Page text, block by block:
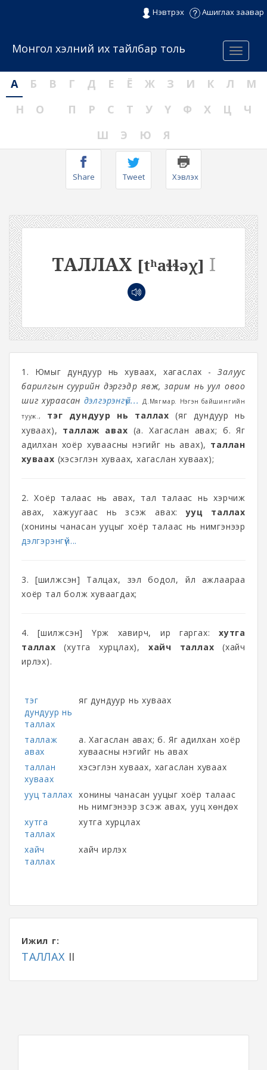
Нэвтрэх Ашиглах заавар
Menu
Монгол хэлний их тайлбар толь
А Б В Г Д Е Ё Ж З И К Л
М
Н
О П Р С Т У Ү Ф Х Ц
Ч
Ш
Э Ю Я
Share Tweet Хэвлэх
ТАЛЛАХ [tʰaɬɬəχ] I
1. Юмыг дундуур нь хуваах, хагаслах -Залуус
барилгын суурийн дэргэдүүр явж, зарим нь уул овоо
шиг хураасан дэлгэрэнгүй... Д.Мягмар. Нэгэн байшингийн
тууж.,
тэг дундуур нь таллах (яг дундуур нь
хуваах), таллаж авах (а. Хагаслан авах; б. Яг
адилхан хоёр хуваасны нэгийг нь авах), таллан
хуваах (хэсэглэн хуваах, хагаслан хуваах);
2. Хоёр талаас нь авах, тал талаас нь хэрчиж
авах, хажуугаас нь зүсэж авах:
ууц таллах
(хонины чанасан ууцыг хоёр талаас нь нимгэнээр
дэлгэрэнгүй...
3. [шилжсэн] Талцах, үзэл бодол, үйл ажлаараа
хоёр тал болж хуваагдах;
4. [шилжсэн] Үрж хавирч, ир гаргах: хутга
таллах (хутга хурцлах), хайч таллах (хайч
ирлэх).
тэг
дундуур нь
таллах
яг дундуур нь хуваах
таллаж
авах
а. Хагаслан авах; б. Яг адилхан хоёр
хуваасны нэгийг нь авах
таллан
хуваах
хэсэглэн хуваах, хагаслан хуваах
ууц таллах хонины чанасан ууцыг хоёр талаас
нь нимгэнээр зүсэж авах, ууц хөндөх
хутга
таллах
хутга хурцлах
хайч
таллах
хайч ирлэх
Ижил үг:
ТАЛЛАХ II